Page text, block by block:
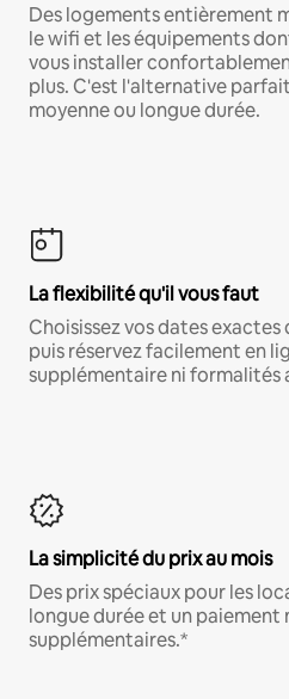
Des logements entièrement
le wifi et les équipements
vous installer
plus. C'est l'alternative
moyenne ou longue durée.
La flexibilité qu'il vous faut
Choisissez vos dates
puis réservez facilement en
supplémentaire ni formalités
La simplicité du prix au mois
Des prix spéciaux pour les
longue durée et un paiement
supplémentaires.*